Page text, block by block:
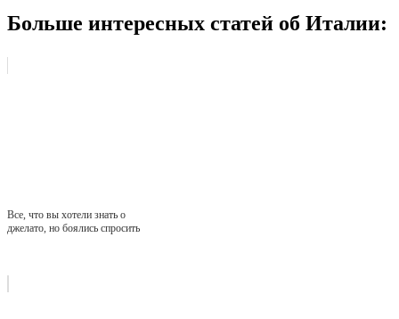
Больше интересных статей об Италии:
Все, что вы хотели знать о
джелато, но боялись спросить